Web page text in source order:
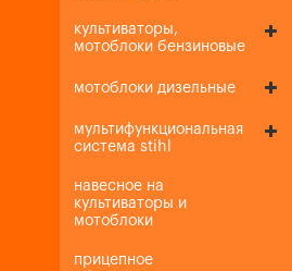
культиваторы,
мотоблоки бензиновые
мотоблоки дизельные
мультифункциональная
система stihl
навесное на
культиваторы и
мотоблоки
прицепное